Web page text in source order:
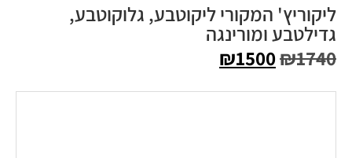
ליקוריץ' המקורי ליקוטבע, גלוקוטבע,
גדילטבע ומורינגה
₪1740
₪1500